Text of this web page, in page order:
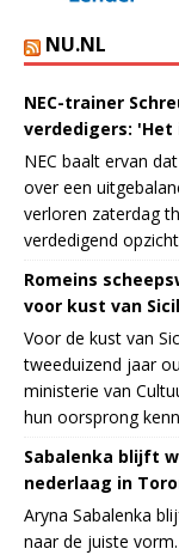
NU.NL
NEC-trainer
verdedigers:
NEC baalt ervan
over een
verloren zaterdag
verdedigend
Romeins
voor kust van
Voor de kust van
tweeduizend jaar
ministerie van
hun oorsprong
Sabalenka blijft
nederlaag in
Aryna Sabalenka
naar de juiste